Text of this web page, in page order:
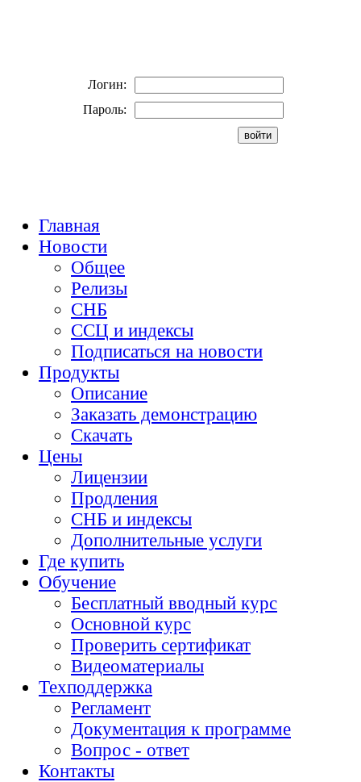
Логин:
Пароль:
Главная
Новости
Общее
Релизы
СНБ
ССЦ и индексы
Подписаться на новости
Продукты
Описание
Заказать демонстрацию
Скачать
Цены
Лицензии
Продления
СНБ и индексы
Дополнительные услуги
Где купить
Обучение
Бесплатный вводный курс
Основной курс
Проверить сертификат
Видеоматериалы
Техподдержка
Регламент
Документация к программе
Вопрос - ответ
Контакты